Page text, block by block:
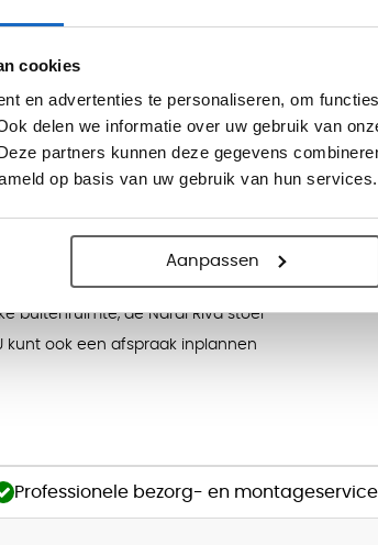
cookies
en advertenties te personaliseren, om
delen we informatie over uw gebruik van
partners kunnen deze gegevens
op basis van uw gebruik van hun services.
Aanpassen
zoekt.
op te bergen.
hij is weer schoon.
blijft staan.
op zijn plek.
buitenruimte, de Nardi Riva stoel
kunt ook een afspraak inplannen
Professionele bezorg- en montageservice